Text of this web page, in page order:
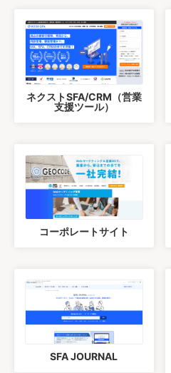
ネクストSFA/CRM（営業
支援ツール）
コーポレートサイト
SFA JOURNAL